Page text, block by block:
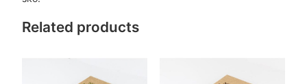
Related products